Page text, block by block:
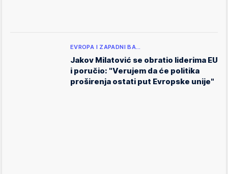
EVROPA I ZAPADNI BA…
Jakov Milatović se obratio liderima EU
i poručio: "Verujem da će politika
proširenja ostati put Evropske unije"